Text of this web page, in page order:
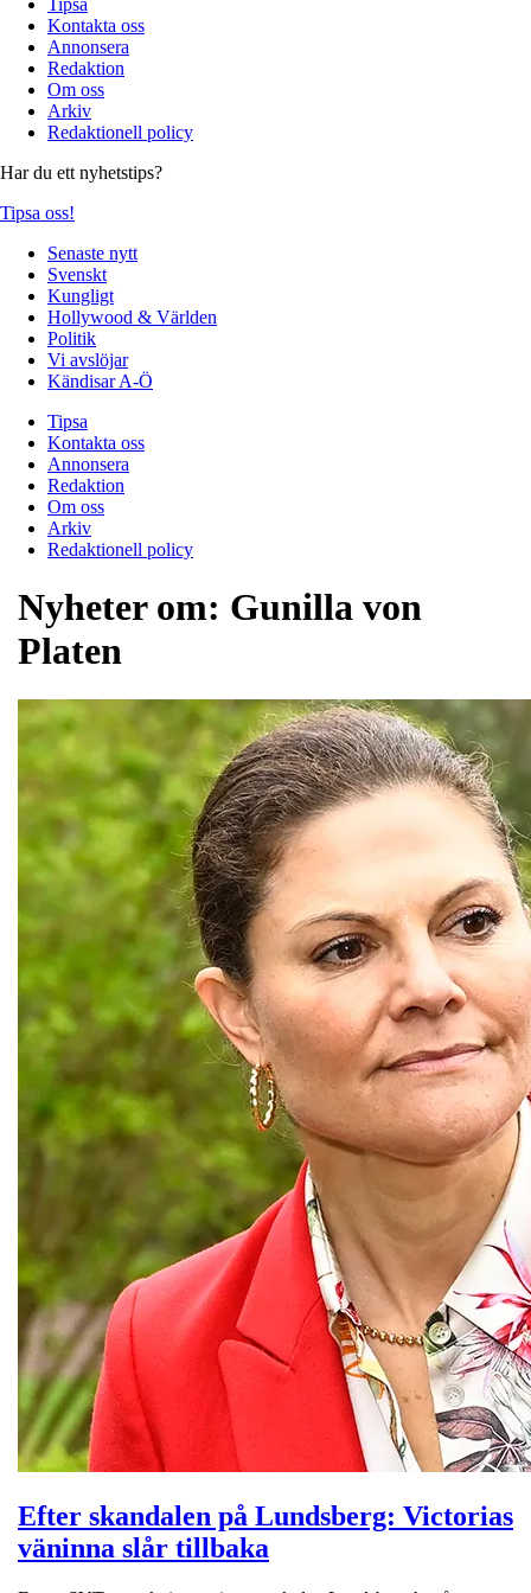
Tipsa
Kontakta oss
Annonsera
Redaktion
Om oss
Arkiv
Redaktionell policy
Har du ett nyhetstips?
Tipsa oss!
Senaste nytt
Svenskt
Kungligt
Hollywood & Världen
Politik
Vi avslöjar
Kändisar A-Ö
Tipsa
Kontakta oss
Annonsera
Redaktion
Om oss
Arkiv
Redaktionell policy
Nyheter om: Gunilla von
Platen
Efter skandalen på Lundsberg: Victorias
väninna slår tillbaka